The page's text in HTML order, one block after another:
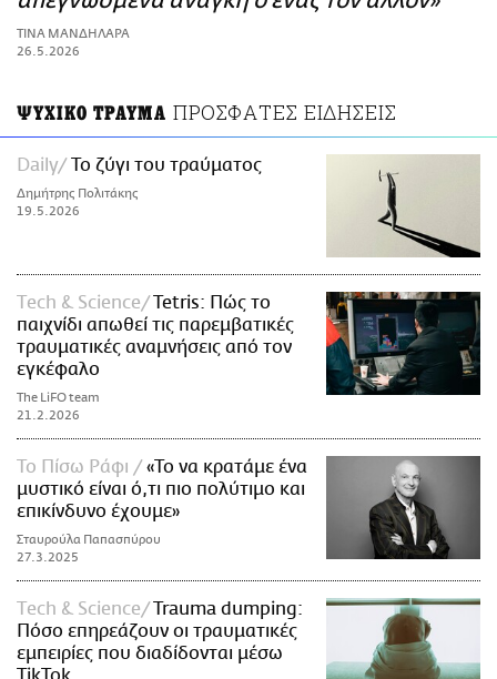
ΑΜΠΑ
PRINT
ΤΙΝΑ ΜΑΝΔΗΛΑΡΑ
26.5.2026
ΨΥΧΙΚΟ ΤΡΑΥΜΑ ΠΡΟΣΦΑΤΕΣ ΕΙΔΗΣΕΙΣ
Daily Το ζύγι του τραύματος
Δημήτρης Πολιτάκης
19.5.2026
Τech & Science
Tetris: Πώς το
παιχνίδι απωθεί τις παρεμβατικές
τραυματικές αναμνήσεις από τον
εγκέφαλο
The LiFO team
21.2.2026
Το Πίσω Ράφι
«Το να κρατάμε ένα
μυστικό είναι ό,τι πιο πολύτιμο και
επικίνδυνο έχουμε»
Σταυρούλα Παπασπύρου
27.3.2025
Τech & Science
Trauma dumping:
Πόσο επηρεάζουν οι τραυματικές
εμπειρίες που διαδίδονται μέσω